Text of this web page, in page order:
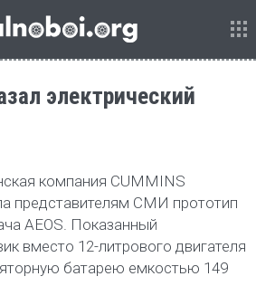
электрический
компания CUMMINS
представителям СМИ прототип
AEOS. Показанный
вместо 12-литрового двигателя
батарею емкостью 149